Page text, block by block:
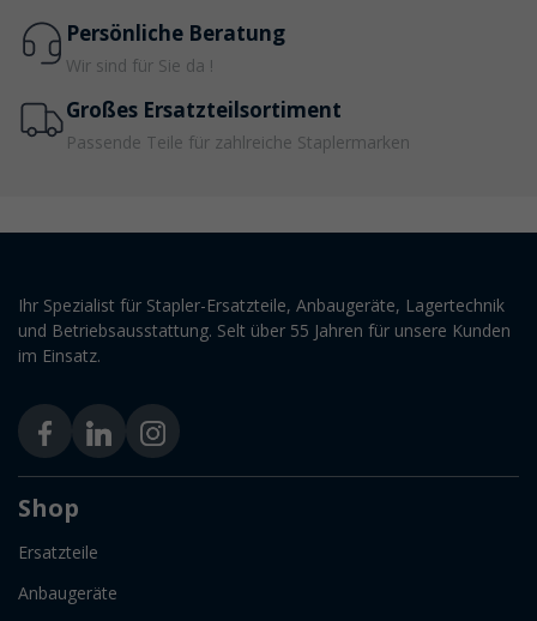
Persönliche Beratung
Wir sind für Sie da !
Großes Ersatzteilsortiment
Passende Teile für zahlreiche Staplermarken
Ihr Spezialist für Stapler-Ersatzteile, Anbaugeräte, Lagertechnik
und Betriebsausstattung. Selt über 55 Jahren für unsere Kunden
im Einsatz.
Shop
Ersatzteile
Anbaugeräte